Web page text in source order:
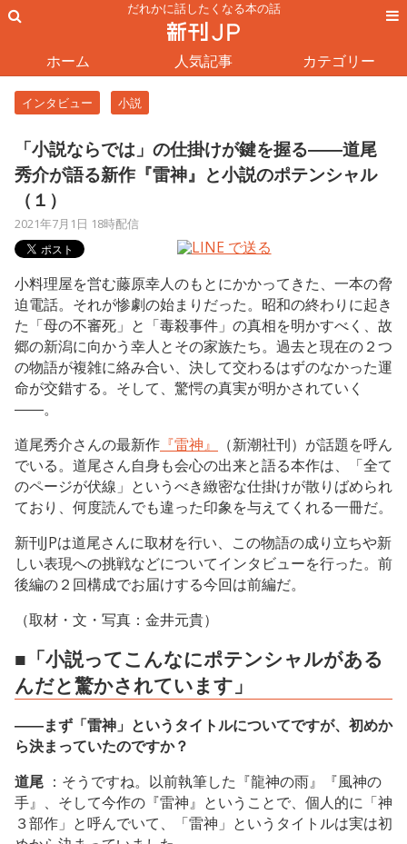
だれかに話したくなる本の話
ホーム 人気記事 カテゴリー
インタビュー 小説
「小説ならでは」の仕掛けが鍵を握る――道尾
秀介が語る新作『雷神』と小説のポテンシャル
（１）
2021年7月1日 18時配信
小料理屋を営む藤原幸人のもとにかかってきた、一本の脅
迫電話。それが惨劇の始まりだった。昭和の終わりに起き
た「母の不審死」と「毒殺事件」の真相を明かすべく、故
郷の新潟に向かう幸人とその家族たち。過去と現在の２つ
の物語が複雑に絡み合い、決して交わるはずのなかった運
命が交錯する。そして、驚愕の真実が明かされていく
――。
道尾秀介さんの最新作 『雷神』
（新潮社刊）が話題を呼ん
でいる。道尾さん自身も会心の出来と語る本作は、「全て
のページが伏線」というべき緻密な仕掛けが散りばめられ
ており、何度読んでも違った印象を与えてくれる一冊だ。
新刊JPは道尾さんに取材を行い、この物語の成り立ちや新
しい表現への挑戦などについてインタビューを行った。前
後編の２回構成でお届けする今回は前編だ。
（取材・文・写真：金井元貴）
■「小説ってこんなにポテンシャルがある
んだと驚かされています」
――まず「雷神」というタイトルについてですが、初めか
ら決まっていたのですか？
道尾 ：そうですね。以前執筆した『龍神の雨』『風神の
手』、そして今作の『雷神』ということで、個人的に「神
３部作」と呼んでいて、「雷神」というタイトルは実は初